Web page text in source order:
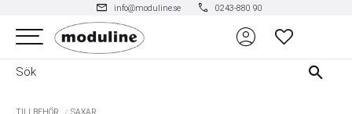
Meny
mail info@moduline.se phone 0243-880 90
account_circle FAVORITER